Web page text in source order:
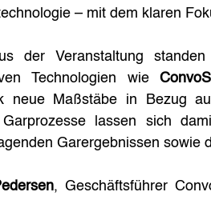
– mit dem klaren
der Veranstaltung
Technologien wie
neue Maßstäbe in Bezug
lassen sich
Garergebnissen sowie
, Geschäftsführer